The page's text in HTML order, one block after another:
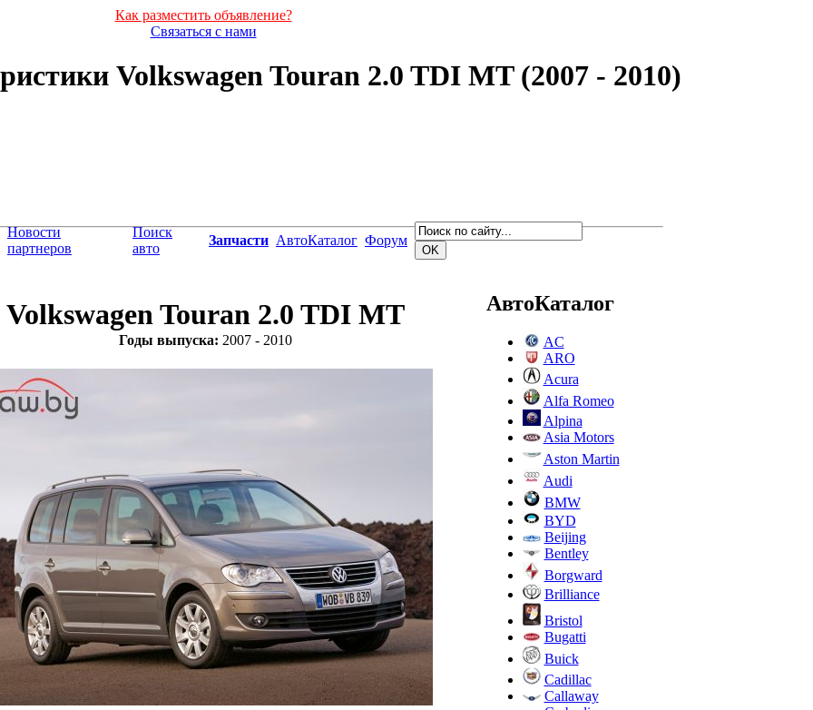
Как разместить объявление?
Связаться с нами
Volkswagen Touran 2.0 TDI MT (2007 - 2010)
Новости
партнеров
Поиск
авто
Запчасти АвтоКаталог Форум
Volkswagen Touran 2.0 TDI MT
Годы выпуска: 2007 - 2010
АвтоКаталог
AC
ARO
Acura
Alfa Romeo
Alpina
Asia Motors
Aston Martin
Audi
BMW
BYD
Beijing
Bentley
Borgward
Brilliance
Bristol
Bugatti
Buick
Cadillac
Callaway